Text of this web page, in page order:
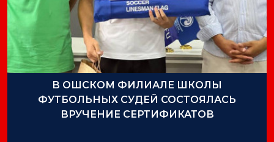
В ОШСКОМ ФИЛИАЛЕ ШКОЛЫ
ФУТБОЛЬНЫХ СУДЕЙ СОСТОЯЛАСЬ
ВРУЧЕНИЕ СЕРТИФИКАТОВ